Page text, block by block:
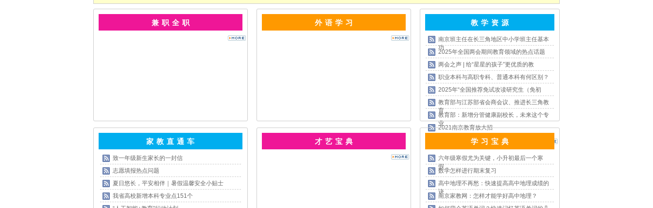
兼 职 全 职 外 语 学 习 教 学 资 源
南京班主任在长三角地区中小学班主任基本
功
2025年全国两会期间教育领域的热点话题
两会之声 | 给“星星的孩子”更优质的教
职业本科与高职专科、普通本科有何区别？
2025年“全国推荐免试攻读研究生（免初
教育部与江苏部省会商会议、推进长三角教
育
教育部：新增分管健康副校长，未来这个专
业
2021南京教育放大招
家 教 直 通 车
致一年级新生家长的一封信
志愿填报热点问题
夏日悠长，平安相伴｜暑假温馨安全小贴士
我省高校新增本科专业点151个
才 艺 宝 典 学 习 宝 典
六年级寒假尤为关键，小升初最后一个寒
假，
数学怎样进行期末复习
高中地理不再愁：快速提高高中地理成绩的
诀
南京家教网：怎样才能学好高中地理？